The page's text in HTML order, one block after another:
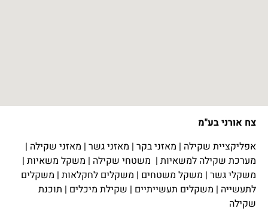
צח אורני בע"מ
אפליקציית שקילה | מאזני בקר | מאזני גשר | מאזני שקילה |
מערכת שקילה למשאיות | משטחי שקילה | משקל משאיות |
משקלי גשר | משקל משטחים | משקלים לחקלאות | משקלים
לתעשייה | משקלים תעשייתיים | שקילת מיכלים | תוכנת
שקילה